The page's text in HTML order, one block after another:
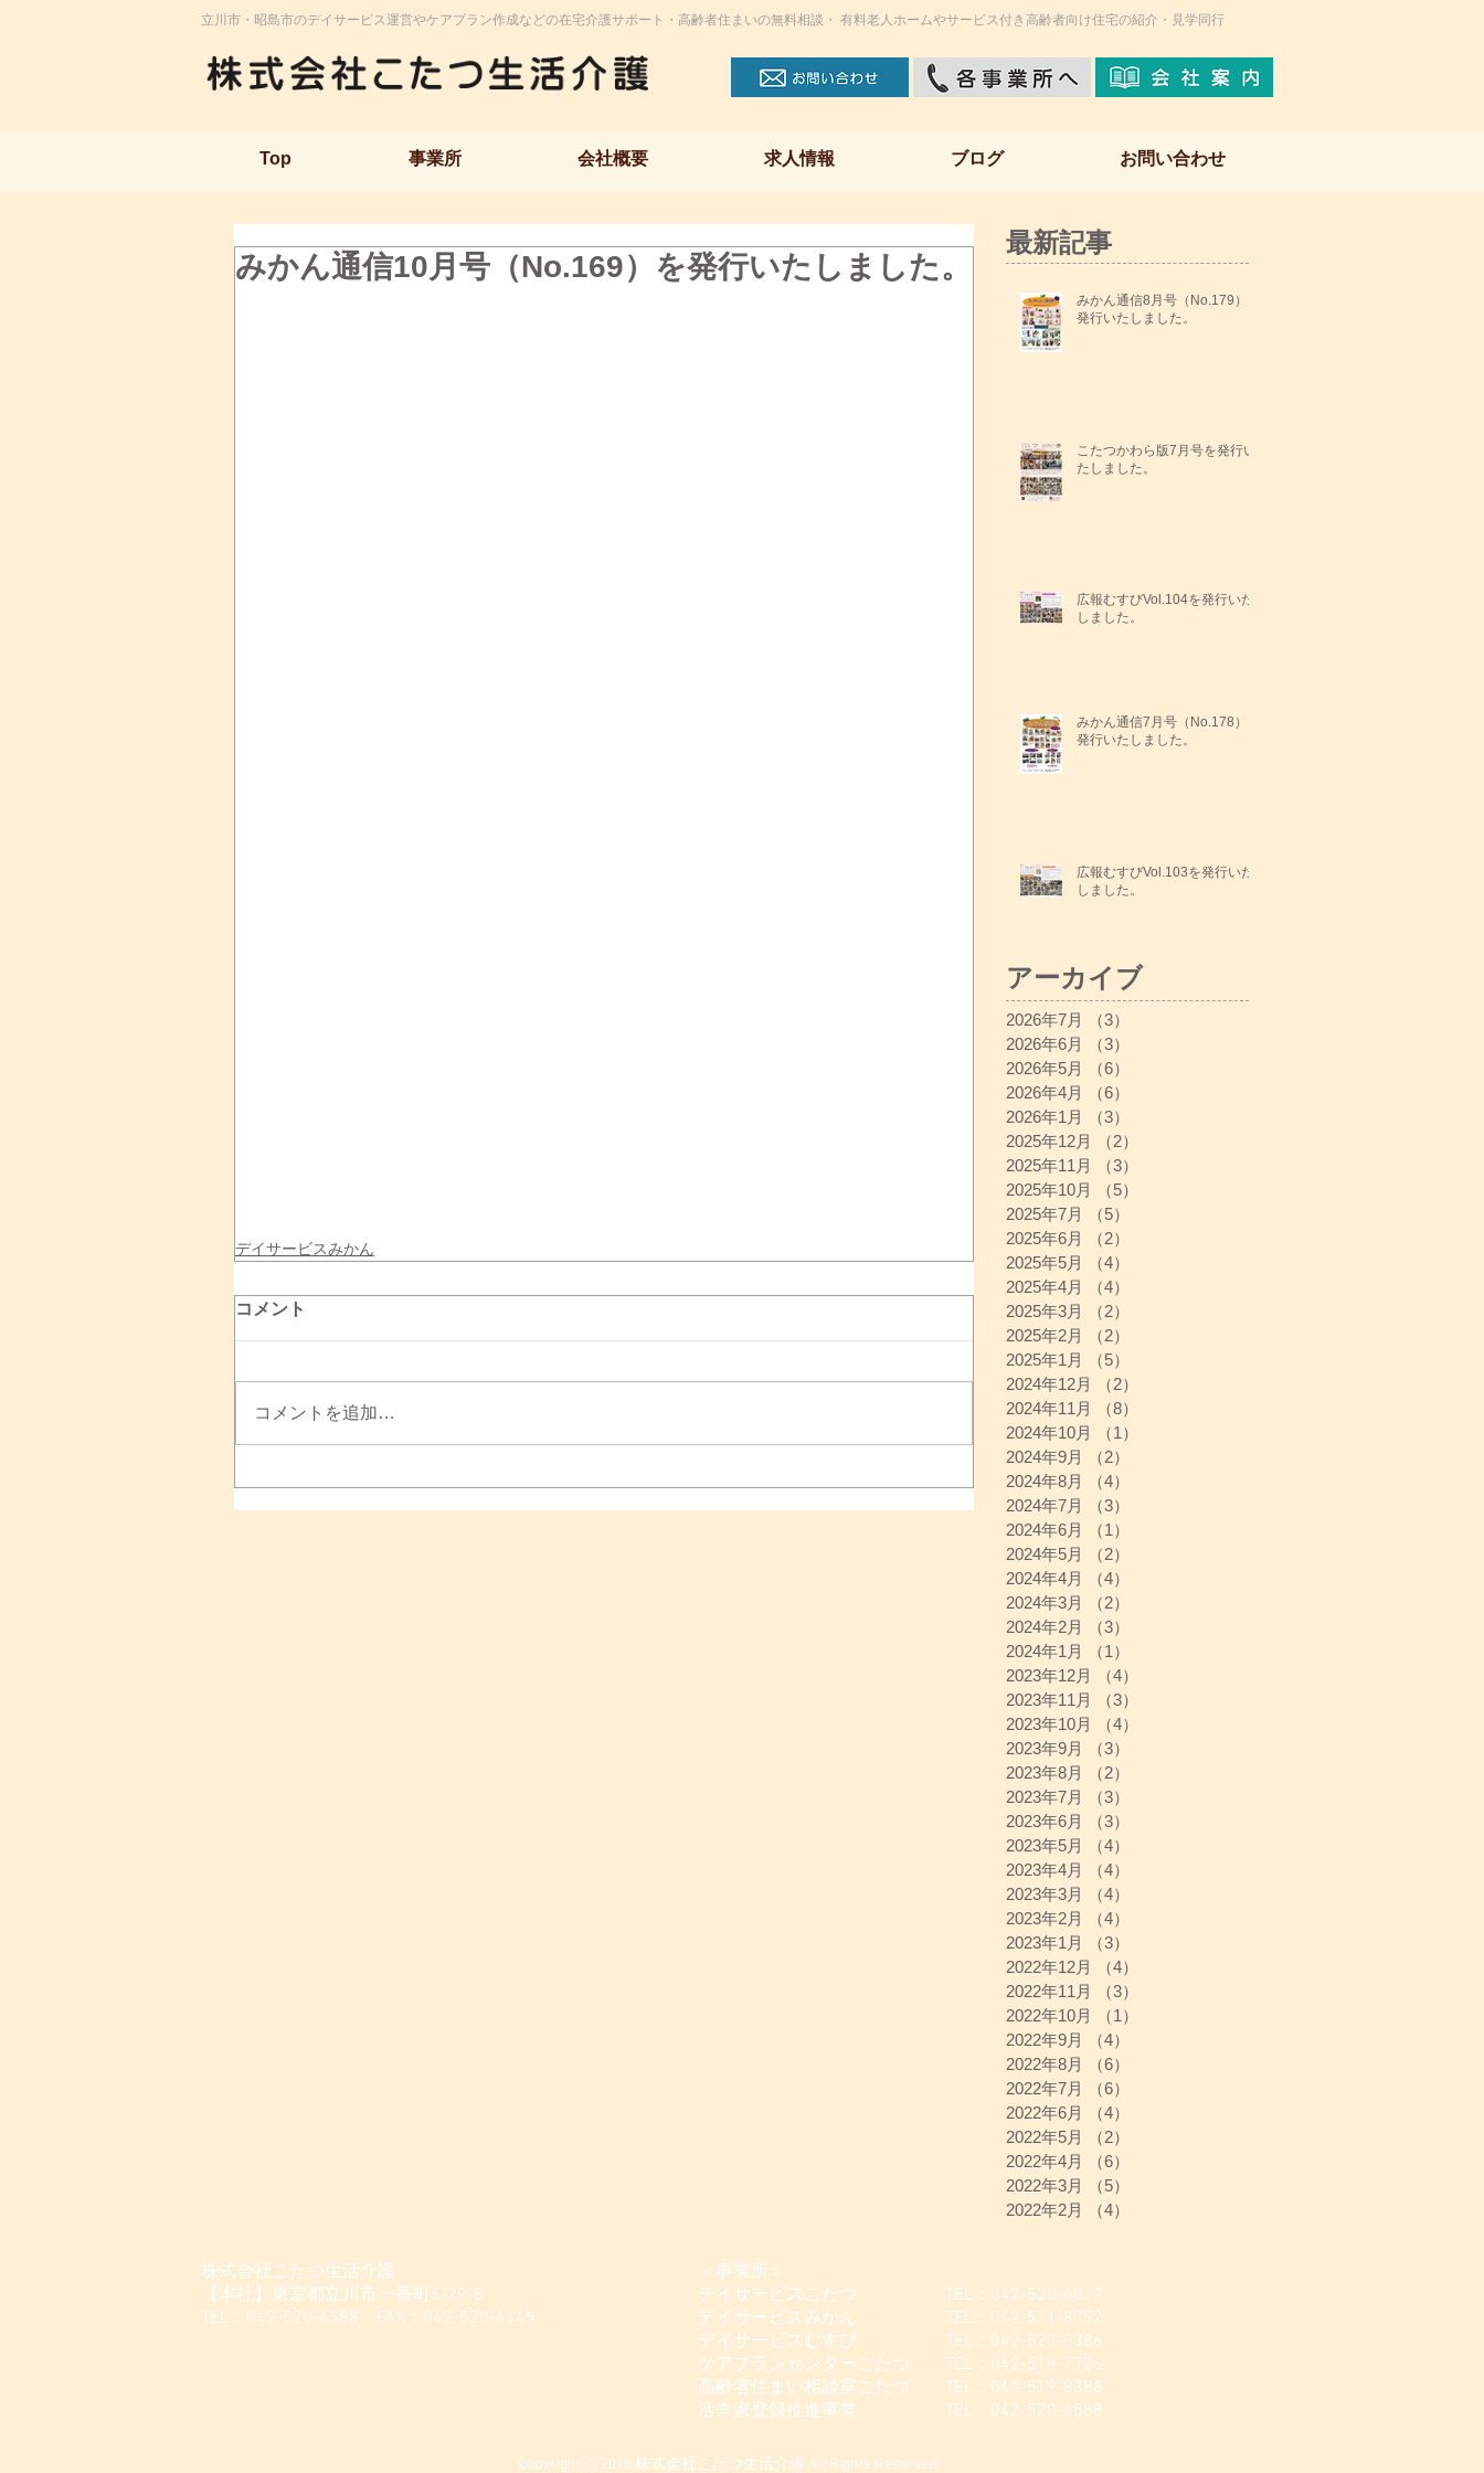
立川市・昭島市のデイサービス運営やケアプラン作成などの在宅介護サポート・高齢者住まいの無料相談・ 有料老人ホームやサービス付き高齢者向け住宅の紹介・見学同行
Top 事業所 会社概要 求人情報 ブログ お問い合わせ
みかん通信10月号（No.169）を発行いたしました。
デイサービスみかん
コメント
コメントを追加…
最新記事
みかん通信8月号（No.179）を
発行いたしました。
こたつかわら版7月号を発行い
たしました。
広報むすびVol.104を発行いた
しました。
みかん通信7月号（No.178）を
発行いたしました。
広報むすびVol.103を発行いた
しました。
アーカイブ
2026年7月 （3）
2026年6月
（3）
2026年5月
（6）
2026年4月
（6）
2026年1月
（3）
2025年12月
（2）
2025年11月
（3）
2025年10月
（5）
2025年7月
（5）
2025年6月
（2）
2025年5月
（4）
2025年4月
（4）
2025年3月
（2）
2025年2月
（2）
2025年1月
（5）
2024年12月
（2）
2024年11月
（8）
2024年10月
（1）
2024年9月
（2）
2024年8月
（4）
2024年7月
（3）
2024年6月
（1）
2024年5月
（2）
2024年4月
（4）
2024年3月
（2）
2024年2月
（3）
2024年1月
（1）
2023年12月
（4）
2023年11月
（3）
2023年10月
（4）
2023年9月
（3）
2023年8月
（2）
2023年7月
（3）
2023年6月
（3）
2023年5月
（4）
2023年4月
（4）
2023年3月
（4）
2023年2月
（4）
2023年1月
（3）
2022年12月
（4）
2022年11月
（3）
2022年10月
（1）
2022年9月
（4）
2022年8月
（6）
2022年7月
（6）
2022年6月
（4）
2022年5月
（2）
2022年4月
（6）
2022年3月
（5）
2022年2月
（4）
株式会社こたつ生活介護
【本社】東京都立川市一番町6-29-8
TEL：042-520-6588 FAX：042-520-6445
＜事業所＞
デイサービスこたつ TEL：042-520-6817
デイサービスみかん TEL：042-511-8752
デイサービスむすび TEL：042-520-8386​
ケアプランセンターこたつ TEL：042-519-7706
高齢者住まい相談室こたつ TEL：042-519-8388
活き家登録推進事業 TEL：042-520-6588
Copyright(c) 2018 株式会社こたつ生活介護 All Rights Reserved.